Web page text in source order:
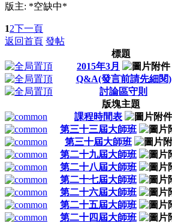
版主: *空缺中*
12下一頁
返回首頁 發帖
標題
2015年3月
Q&A(發言前請先細閱)
討論區守則
版塊主題
課程時間表
第三十三屆大師班
第三十屆大師班
第二十九屆大師班
第二十八屆大師班
第二十七屆大師班
第二十六屆大師班
第二十五屆大師班
第二十四屆大師班